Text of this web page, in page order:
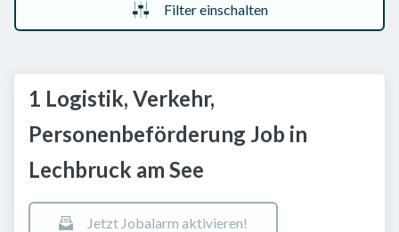
Filter einschalten
1 Logistik, Verkehr,
Personenbeförderung Job in
Lechbruck am See
Jetzt Jobalarm aktivieren!